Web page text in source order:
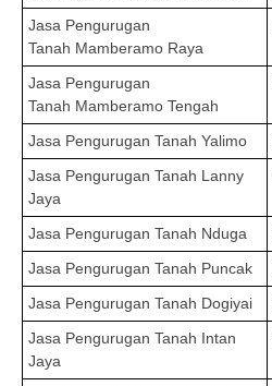
Jasa Pengurugan
Tanah Mamberamo Raya
Jasa Pengurugan
Tanah Mamberamo Tengah
Jasa Pengurugan Tanah Yalimo
Jasa Pengurugan Tanah Lanny
Jaya
Jasa Pengurugan Tanah Nduga
Jasa Pengurugan Tanah Puncak
Jasa Pengurugan Tanah Dogiyai
Jasa Pengurugan Tanah Intan
Jaya